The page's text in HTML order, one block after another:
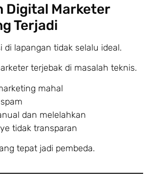
Digital Marketer
Terjadi
di lapangan tidak selalu ideal.
terjebak di masalah teknis.
mahal
dan melelahkan
tidak transparan
tepat jadi pembeda.